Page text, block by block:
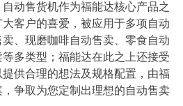
自动售货机作为福能达核心产品之
客户的喜爱，被应用于多项自动
、现磨咖啡自动售卖、零食自动
多类型；福能达在此之上还接受
供合理的想法及规格配置，由福
争取为您定制出理想的自动售卖